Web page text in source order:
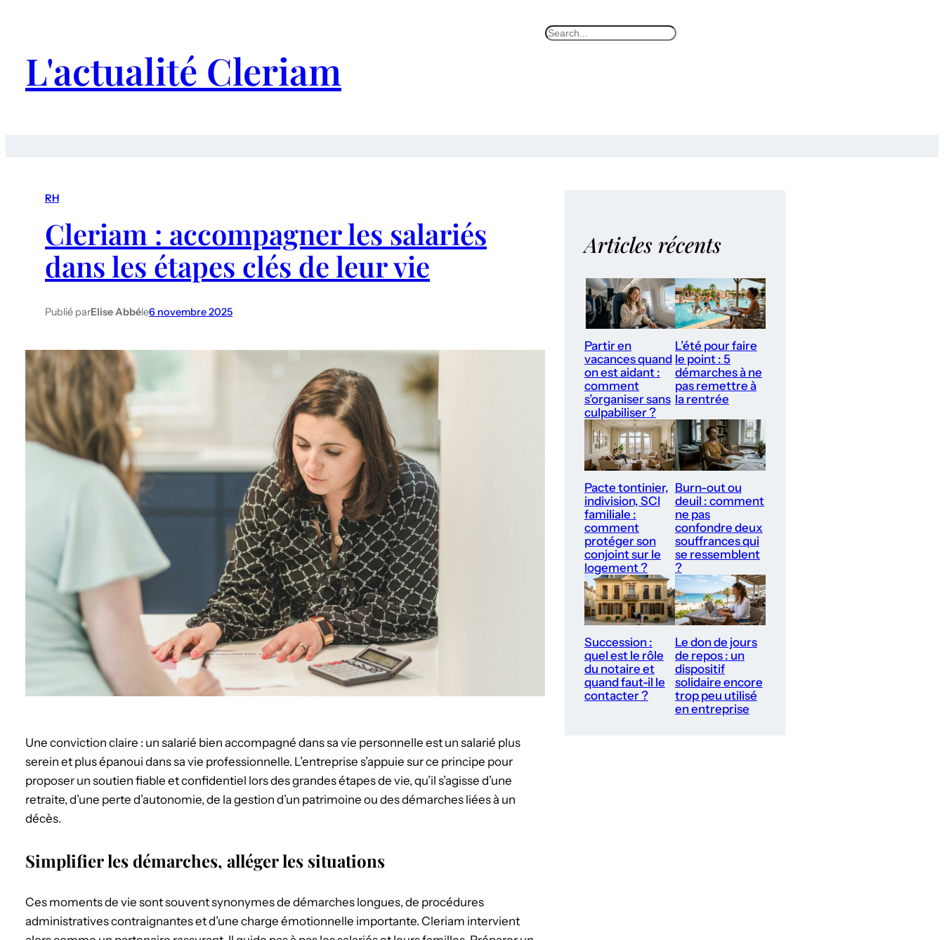
L'actualité Cleriam
S
RH
Cleriam : accompagner les salariés
dans les étapes clés de leur vie
Publié parElise Abbéle6 novembre 2025
Une conviction claire : un salarié bien accompagné dans sa vie personnelle est un salarié plus
serein et plus épanoui dans sa vie professionnelle. L’entreprise s’appuie sur ce principe pour
proposer un soutien fiable et confidentiel lors des grandes étapes de vie, qu’il s’agisse d’une
retraite, d’une perte d’autonomie, de la gestion d’un patrimoine ou des démarches liées à un
décès.
Simplifier les démarches, alléger les situations
Ces moments de vie sont souvent synonymes de démarches longues, de procédures
administratives contraignantes et d’une charge émotionnelle importante. Cleriam intervient
Articles récents
Partir en
vacances quand
on est aidant :
comment
s’organiser sans
culpabiliser ?
L’été pour faire
le point : 5
démarches à ne
pas remettre à
la rentrée
Pacte tontinier,
indivision, SCI
familiale :
comment
protéger son
conjoint sur le
logement ?
Burn-out ou
deuil : comment
ne pas
confondre deux
souffrances qui
se ressemblent
?
Succession :
quel est le rôle
du notaire et
quand faut-il le
contacter ?
Le don de jours
de repos : un
dispositif
solidaire encore
trop peu utilisé
en entreprise